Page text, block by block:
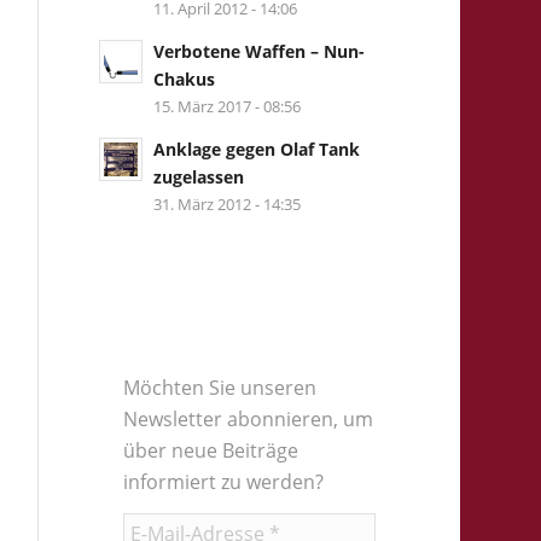
11. April 2012 - 14:06
Verbotene Waffen – Nun-
Chakus
15. März 2017 - 08:56
Anklage gegen Olaf Tank
zugelassen
31. März 2012 - 14:35
Möchten Sie unseren
Newsletter abonnieren, um
über neue Beiträge
informiert zu werden?